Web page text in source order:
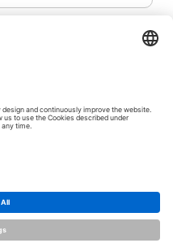
ALLPLAN is part of the